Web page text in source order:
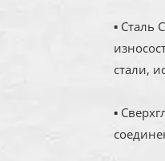
▪ Сталь
стали,
▪